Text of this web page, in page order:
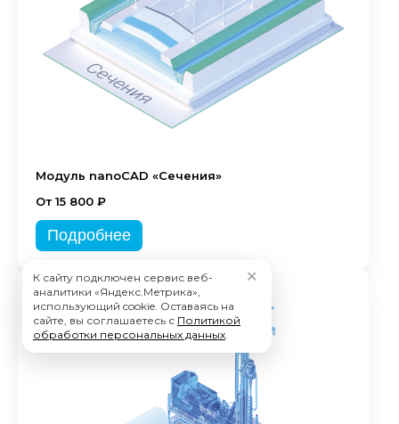
Модуль nanoCAD «Сечения»
От 15 800 ₽
Подробнее
К сайту подключен сервис веб-
аналитики «Яндекс.Метрика»,
использующий cookie. Оставаясь на
сайте, вы соглашаетесь с Политикой
обработки персональных данных.
✕